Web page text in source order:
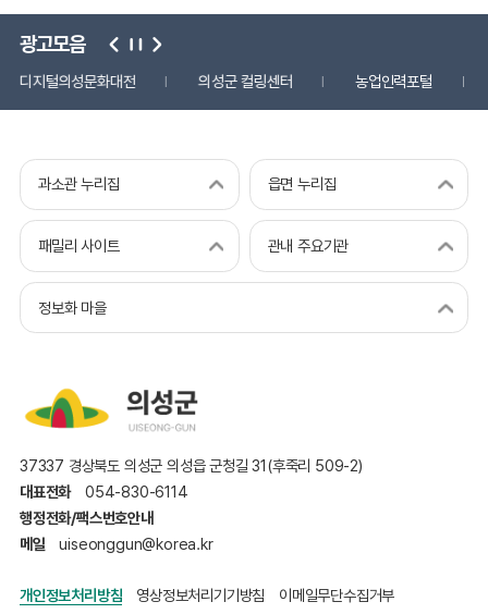
광고모음
디지털의성문화대전 의성군 컬링센터 농업인력포털
과소관 누리집 읍면 누리집
패밀리 사이트 관내 주요기관
정보화 마을
37337 경상북도 의성군 의성읍 군청길 31(후죽리 509-2)
대표전화
054-830-6114
행정전화/팩스번호안내
메일
uiseonggun@korea.kr
개인정보처리방침 영상정보처리기기방침
이메일무단수집거부